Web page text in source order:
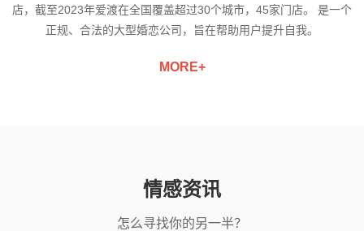
店，截至2023年爱渡在全国覆盖超过30个城市，45家门店。 是一个
正规、合法的大型婚恋公司，旨在帮助用户提升自我。
MORE+
情感资讯
怎么寻找你的另一半？